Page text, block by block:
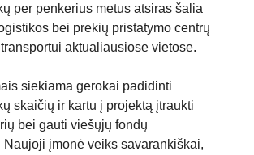
per penkerius metus atsiras šalia
bei prekių pristatymo centrų
aktualiausiose vietose.
siekiama gerokai padidinti
skaičių ir kartu į projektą įtraukti
bei gauti viešųjų fondų
Naujoji įmonė veiks savarankiškai,